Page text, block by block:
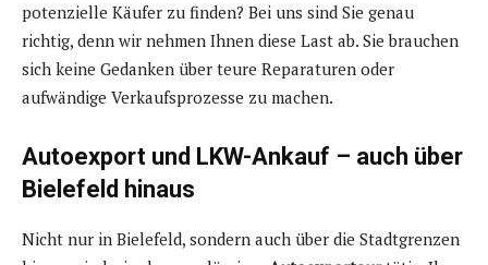
potenzielle Käufer zu finden? Bei uns sind Sie genau
richtig, denn wir nehmen Ihnen diese Last ab. Sie brauchen
sich keine Gedanken über teure Reparaturen oder
aufwändige Verkaufsprozesse zu machen.
Autoexport und LKW-Ankauf – auch über
Bielefeld hinaus
Nicht nur in Bielefeld, sondern auch über die Stadtgrenzen